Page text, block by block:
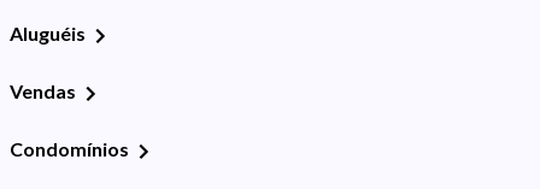
Aluguéis
Vendas
Condomínios